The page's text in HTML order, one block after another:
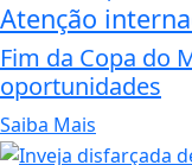
Atenção
Fim da Copa do
oportunidades
Saiba Mais